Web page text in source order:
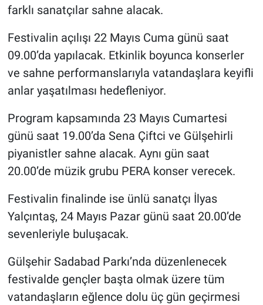
farklı sanatçılar sahne alacak.
Festivalin açılışı 22 Mayıs Cuma günü saat
09.00’da yapılacak. Etkinlik boyunca konserler
ve sahne performanslarıyla vatandaşlara keyifli
anlar yaşatılması hedefleniyor.
Program kapsamında 23 Mayıs Cumartesi
günü saat 19.00’da Sena Çiftci ve Gülşehirli
piyanistler sahne alacak. Aynı gün saat
20.00’de müzik grubu PERA konser verecek.
Festivalin finalinde ise ünlü sanatçı İlyas
Yalçıntaş, 24 Mayıs Pazar günü saat 20.00’de
sevenleriyle buluşacak.
Gülşehir Sadabad Parkı’nda düzenlenecek
festivalde gençler başta olmak üzere tüm
vatandaşların eğlence dolu üç gün geçirmesi
Yerel
Genel
Asayiş
Politika
Magazin
Çevre
Haberde İnsan